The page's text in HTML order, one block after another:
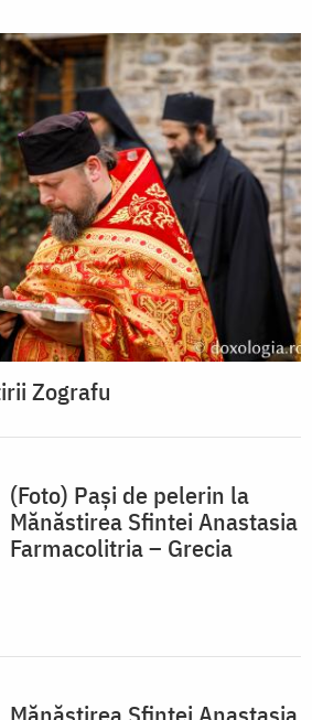
Zografu
(Foto) Pași de pelerin la
Mănăstirea Sfintei Anastasia
Farmacolitria – Grecia